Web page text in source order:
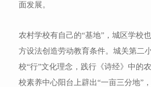
面发展。
农村学校有自己的“基地”，城区学校
方设法创造劳动教育条件。城关第二
校“行”文化理念，践行《诗经》中的
校素养中心阳台上辟出“一亩三分地”